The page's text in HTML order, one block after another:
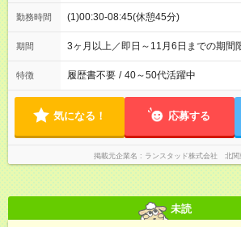
勤務時間 (1)00:30-08:45(休憩45分)
期間 3ヶ月以上／即日～11月6日までの期間
特徴 履歴書不要 / 40～50代活躍中
気になる！ 応募する
掲載元企業名 ランスタッド株式会社 北関
未読